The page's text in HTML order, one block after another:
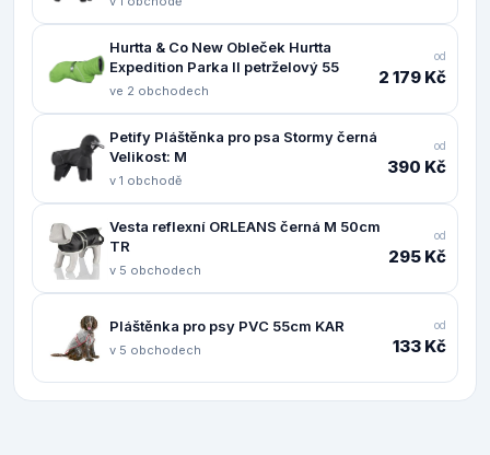
Hurtta & Co New Obleček Hurtta
Expedition Parka II petrželový 55
ve 2 obchodech
od
2 179 Kč
Petify Pláštěnka pro psa Stormy černá
Velikost: M
v 1 obchodě
od
390 Kč
Vesta reflexní ORLEANS černá M 50cm
TR
v 5 obchodech
od
295 Kč
Pláštěnka pro psy PVC 55cm KAR
v 5 obchodech
od
133 Kč